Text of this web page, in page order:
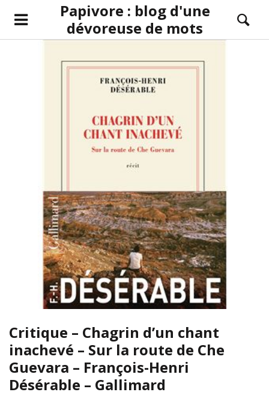
Papivore : blog d'une
dévoreuse de mots
Critique – Chagrin d’un chant
inachevé – Sur la route de Che
Guevara – François-Henri
Désérable – Gallimard